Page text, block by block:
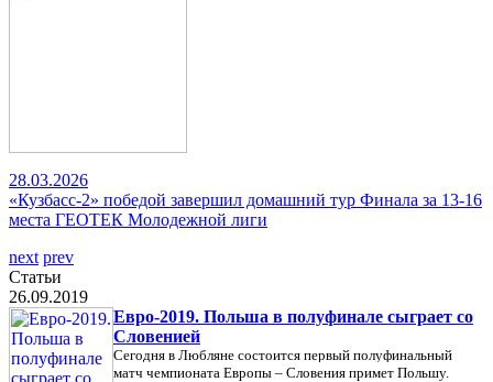
28.03.2026
«Кузбасс-2» победой завершил домашний тур Финала за 13-16
места ГЕОТЕК Молодежной лиги
next prev
Статьи
26.09.2019
Евро-2019. Польша в полуфинале сыграет со
Словенией
Сегодня в Любляне состоится первый полуфинальный
матч чемпионата Европы – Словения примет Польшу.